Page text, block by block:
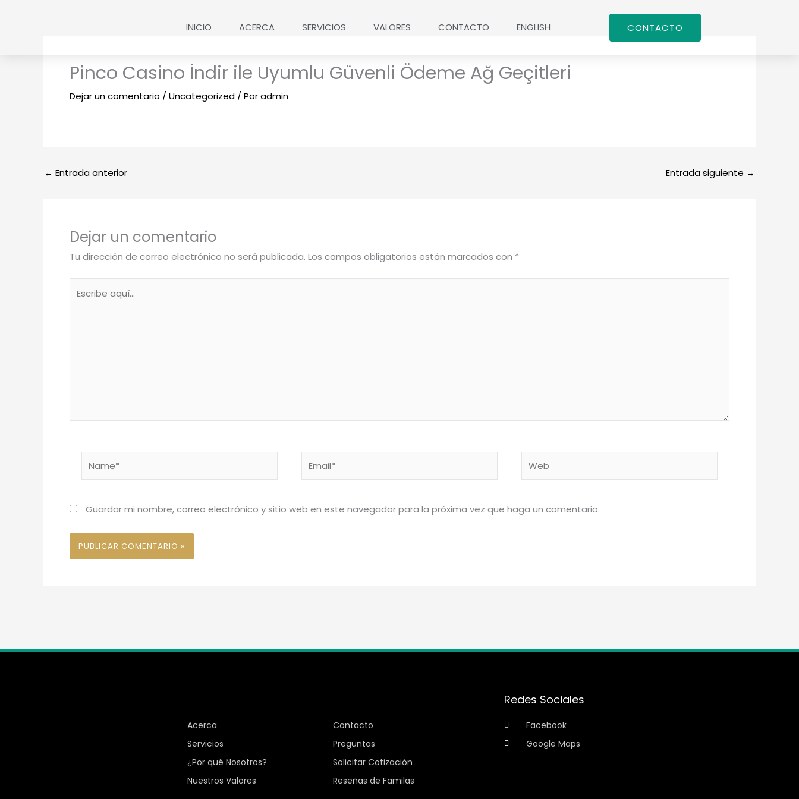
INICIO ACERCA SERVICIOS VALORES CONTACTO ENGLISH CONTACTO
Pinco Casino İndir ile Uyumlu Güvenli Ödeme Ağ Geçitleri
Dejar un comentario / Uncategorized / Poradmin
← Entrada anterior Entrada siguiente →
Dejar un comentario
Tu dirección de correo electrónico no será publicada. Los campos obligatorios están marcados con *
Guardar mi nombre, correo electrónico y sitio web en este navegador para la próxima vez que haga un comentario.
Acerca
Servicios
¿Por qué Nosotros?
Nuestros Valores
Contacto
Preguntas
Solicitar Cotización
Reseñas de Familas
Redes Sociales
Facebook
Google Maps